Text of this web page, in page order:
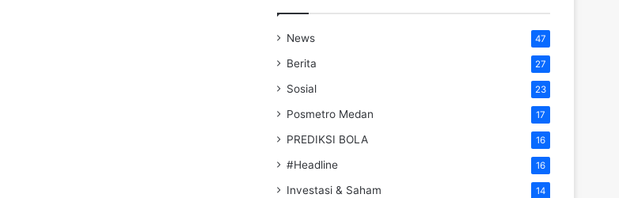
News 47
Berita 27
Sosial 23
Posmetro Medan 17
PREDIKSI BOLA 16
#Headline 16
Investasi & Saham 14